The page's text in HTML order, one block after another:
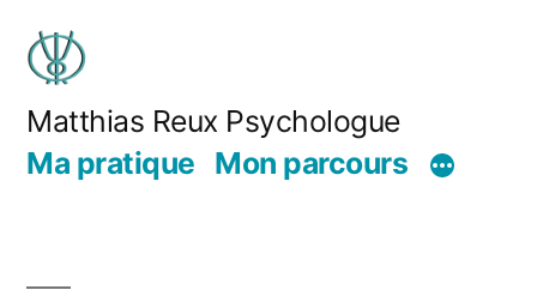
Matthias Reux Psychologue
Ma pratique Mon parcours